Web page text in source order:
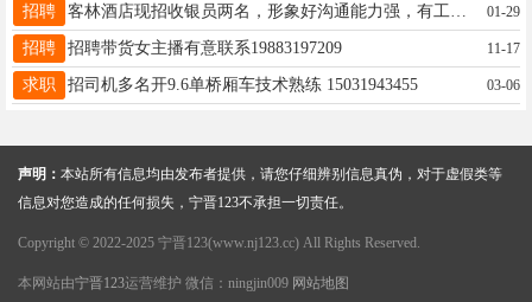
招聘 01-29
招聘 招聘带货女主播有意联系19883197209 11-17
求职 招司机多名开9.6单桥厢车技术熟练 15031943455 03-06
声明： 本站所有信息均由发布者提供，请您仔细辨别信息真伪，对于虚假类等
信息对您造成的任何损失，宁晋123不承担一切责任。
Copyright © 2022-2025 宁晋123(www.nj123.cc) All Rights Reserved.
本网站由宁晋123运营维护 微信：ningjin009 网站地图